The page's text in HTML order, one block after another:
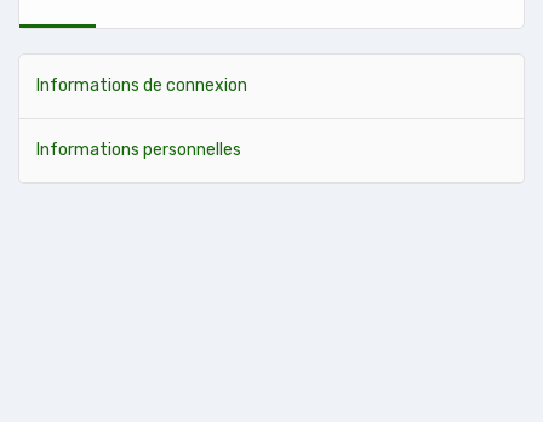
Informations de connexion
Informations personnelles